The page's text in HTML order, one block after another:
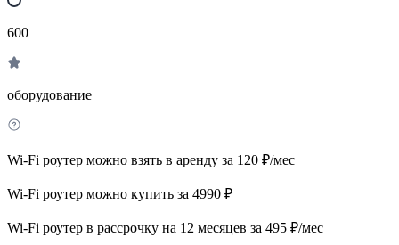
600
оборудование
Wi-Fi роутер можно взять в аренду за 120 ₽/мес
Wi-Fi роутер можно купить за 4990 ₽
Wi-Fi роутер в рассрочку на 12 месяцев за 495 ₽/мес